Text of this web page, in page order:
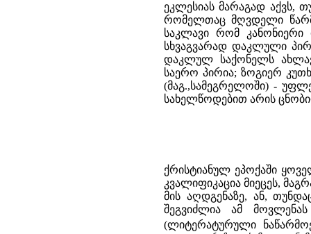
ეკლესიას მარაგად აქვს,
რომელთაც მღვდელი
საკლავი რომ კანონიერი
სხვაგვარად დაკლული
დაკლულ საქონელს
საერო პირია; ზოგიერ
(მაგ.,სამეგრელოში) -
სახელწოდებით არის
ქრისტიანულ ეპოქაში
კვალიფიკაცია მიეცეს,
მის აღდგენაზე, ან,
შეგვიძლია ამ
(ლიტერატურული